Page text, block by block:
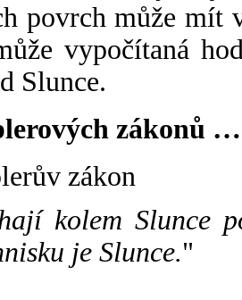
povrch může mít
vypočítaná
Slunce.
zákonů …
zákon
kolem Slunce
je Slunce."